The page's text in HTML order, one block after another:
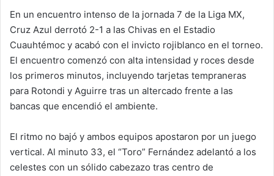
En un encuentro intenso de la jornada 7 de la Liga MX,
Cruz Azul derrotó 2-1 a las Chivas en el Estadio
Cuauhtémoc y acabó con el invicto rojiblanco en el torneo.
El encuentro comenzó con alta intensidad y roces desde
los primeros minutos, incluyendo tarjetas tempraneras
para Rotondi y Aguirre tras un altercado frente a las
bancas que encendió el ambiente.
El ritmo no bajó y ambos equipos apostaron por un juego
vertical. Al minuto 33, el “Toro” Fernández adelantó a los
celestes con un sólido cabezazo tras centro de